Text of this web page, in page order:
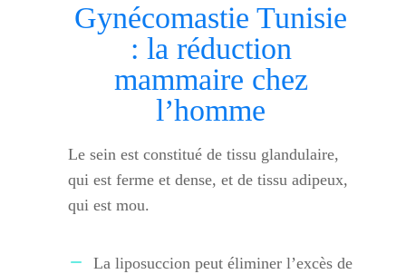
Gynécomastie Tunisie
: la réduction
mammaire chez
l’homme
Le sein est constitué de tissu glandulaire,
qui est ferme et dense, et de tissu adipeux,
qui est mou.
La liposuccion peut éliminer l’excès de